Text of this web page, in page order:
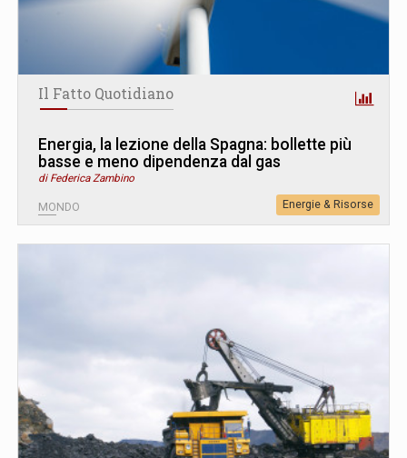
Il Fatto Quotidiano
Energia, la lezione della Spagna: bollette più
basse e meno dipendenza dal gas
di Federica Zambino
MONDO Energie & Risorse